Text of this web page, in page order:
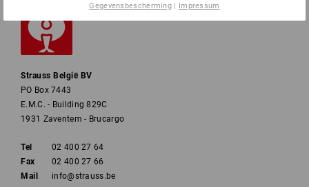
Strauss België BV
PO Box 7443
E.M.C. - Building 829C
1931 Zaventem - Brucargo
Tel
02 400 27 64
Fax
02 400 27 66
Mail
info@strauss.be
Gegevensbescherming | Impressum